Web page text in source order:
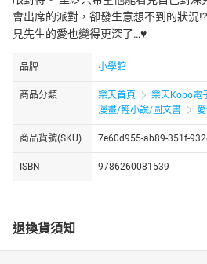
會出席的派對，卻發生意想不到的狀況
見先生的愛也變得更深了…♥
品牌 小學館
商品分類 樂天首頁
樂天Kobo電
漫畫/輕小說/圖文書
商品貨號(SKU) 7e60d955-ab89-351f-
ISBN 9786260081539
退換貨須知